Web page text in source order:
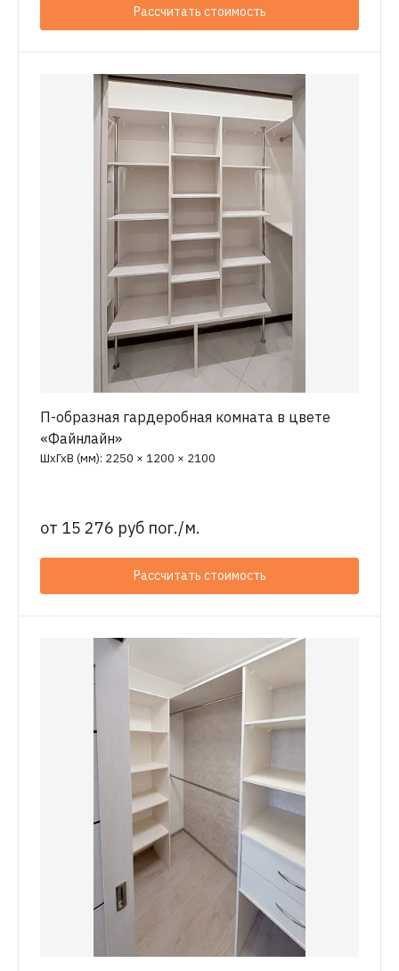
Рассчитать стоимость
П-образная гардеробная комната в цвете
«Файнлайн»
ШхГхВ (мм): 2250 × 1200 × 2100
от 15 276 руб пог./м.
Рассчитать стоимость